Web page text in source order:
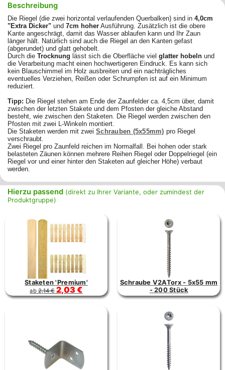
Beschreibung
Die Riegel (die zwei horizontal verlaufenden Querbalken) sind in 4,0cm
"Extra Dicker" und 7cm hoher Ausführung. Zusätzlich ist die obere
Kante angeschrägt, damit das Wasser ablaufen kann und Ihr Zaun
länger hält. Natürlich sind auch die Riegel an den Kanten gefast
(abgerundet) und glatt gehobelt.
Durch die Trocknung lässt sich die Oberfläche viel glatter hobeln und
die Verarbeitung macht einen hochwertigeren Eindruck. Es kann sich
kein Blauschimmel im Holz ausbreiten und ein nachträgliches
eventuelles Verziehen, Reißen oder Schrumpfen ist auf ein Minimum
reduziert.
Tipp: Die Riegel stehen am Ende der Zaunfelder ca. 4,5cm über, damit
zwischen der letzten Stakete und dem Pfosten der gleiche Abstand
besteht, wie zwischen den Staketen. Die Riegel werden zwischen den
Pfosten mit zwei L-Winkeln montiert.
Die Staketen werden mit zwei Schrauben (5x55mm) pro Riegel
verschraubt.
Zwei Riegel pro Zaunfeld reichen im Normalfall. Bei hohen oder stark
belasteten Zäunen können mehrere Reihen Riegel oder Doppelriegel (ein
Riegel vor und einer hinter den Staketen auf gleicher Höhe) verbaut
werden.
Hierzu passend (direkt zu Ihrer Variante, oder zumindest der
Produktgruppe)
Staketen 'Premium'
ab2,14 € 2,03 €
Schraube V2ATorx - 5x55 mm
- 200 Stück